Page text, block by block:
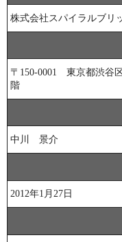
株式会社スパイラルブリ
〒150-0001東京都渋谷
階
中川 景介
2012年1月27日